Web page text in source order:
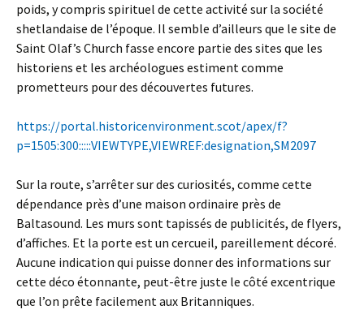
poids, y compris spirituel de cette activité sur la société
shetlandaise de l’époque. Il semble d’ailleurs que le site de
Saint Olaf’s Church fasse encore partie des sites que les
historiens et les archéologues estiment comme
prometteurs pour des découvertes futures.
https://portal.historicenvironment.scot/apex/f?
p=1505:300:::::VIEWTYPE,VIEWREF:designation,SM2097
Sur la route, s’arrêter sur des curiosités, comme cette
dépendance près d’une maison ordinaire près de
Baltasound. Les murs sont tapissés de publicités, de flyers,
d’affiches. Et la porte est un cercueil, pareillement décoré.
Aucune indication qui puisse donner des informations sur
cette déco étonnante, peut-être juste le côté excentrique
que l’on prête facilement aux Britanniques.